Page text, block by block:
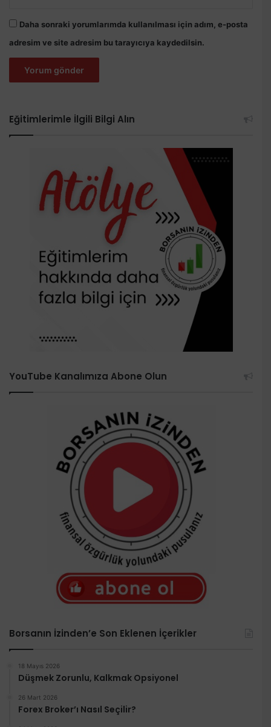
Daha sonraki yorumlarımda kullanılması için adım, e-posta
adresim ve site adresim bu tarayıcıya kaydedilsin.
Eğitimlerimle İlgili Bilgi Alın
YouTube Kanalımıza Abone Olun
Borsanın İzinden’e Son Eklenen İçerikler
18 Mayıs 2026
Düşmek Zorunlu, Kalkmak Opsiyonel
26 Mart 2026
Forex Broker’ı Nasıl Seçilir?